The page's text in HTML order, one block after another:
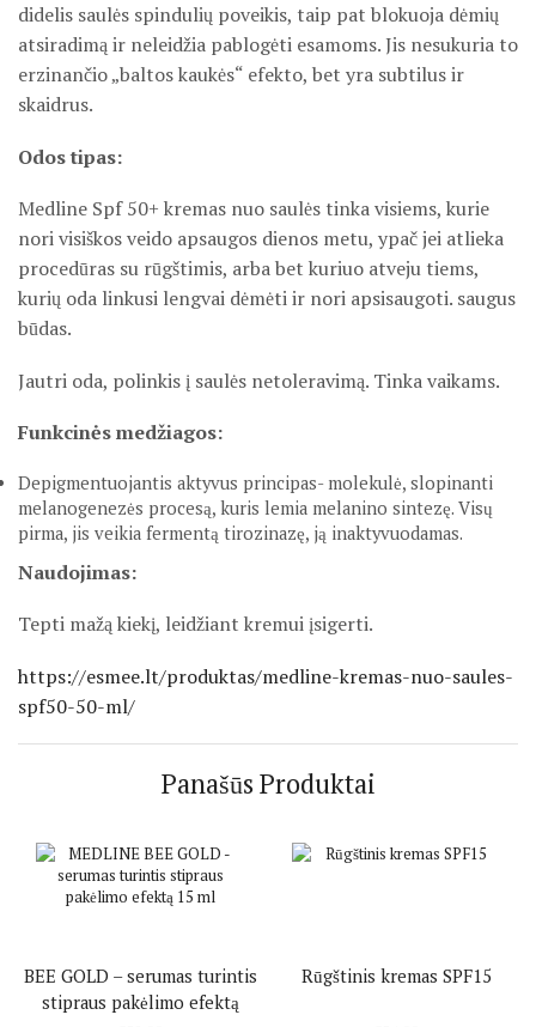
didelis saulės spindulių poveikis, taip pat blokuoja dėmių
atsiradimą ir neleidžia pablogėti esamoms. Jis nesukuria to
erzinančio „baltos kaukės“ efekto, bet yra subtilus ir
skaidrus.
Odos tipas:
Medline Spf 50+ kremas nuo saulės tinka visiems, kurie
nori visiškos veido apsaugos dienos metu, ypač jei atlieka
procedūras su rūgštimis, arba bet kuriuo atveju tiems,
kurių oda linkusi lengvai dėmėti ir nori apsisaugoti. saugus
būdas.
Jautri oda, polinkis į saulės netoleravimą. Tinka vaikams.
Funkcinės medžiagos:
Depigmentuojantis aktyvus principas- molekulė, slopinanti
melanogenezės procesą, kuris lemia melanino sintezę. Visų
pirma, jis veikia fermentą tirozinazę, ją inaktyvuodamas.
Naudojimas:
Tepti mažą kiekį, leidžiant kremui įsigerti.
https://esmee.lt/produktas/medline-kremas-nuo-saules-
spf50-50-ml/
Panašūs Produktai
BEE GOLD – serumas turintis
stipraus pakėlimo efektą
Rūgštinis kremas SPF15